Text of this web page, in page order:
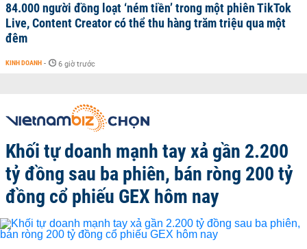
84.000 người đồng loạt ‘ném tiền’ trong một phiên TikTok
Live, Content Creator có thể thu hàng trăm triệu qua một
đêm
KINH DOANH - 6 giờ trước
Khối tự doanh mạnh tay xả gần 2.200
tỷ đồng sau ba phiên, bán ròng 200 tỷ
đồng cổ phiếu GEX hôm nay